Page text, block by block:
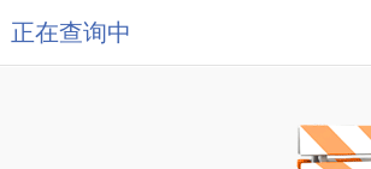
正在查询中